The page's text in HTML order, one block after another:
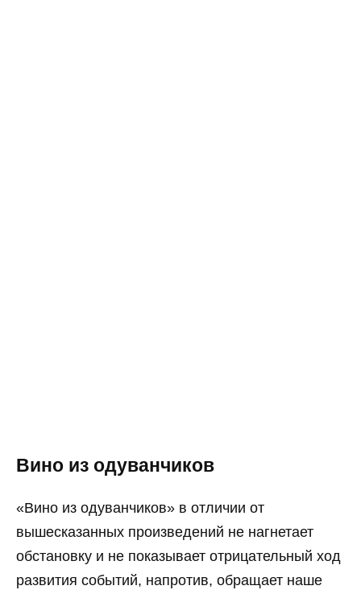
Вино из одуванчиков
«Вино из одуванчиков» в отличии от
вышесказанных произведений не нагнетает
обстановку и не показывает отрицательный ход
развития событий, напротив, обращает наше